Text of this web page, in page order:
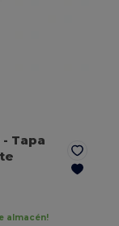
- Tapa
almacén!